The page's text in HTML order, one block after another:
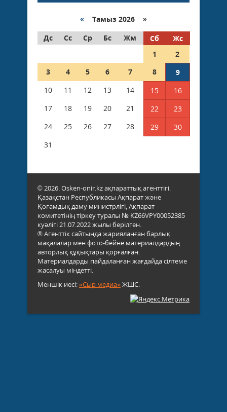
« Тамыз 2026 »
Дс
Сс Ср Бс Жм Сб
Жс
1
2
3
4 5 6 7 8
9
10
11 12 13 14 15
16
17
18 19 20 21 22
23
24
25 26 27 28 29
30
31
© 2026. Osken-onir.kz ақпараттық агенттігі.
Қазақстан Республикасы Ақпарат және
Қоғамдық даму министрлігі, Ақпарат
комитетінің тіркеу туралы № KZ66VPY00052385
куәлігі 21.07.2022 жылы берілген.
® Агенттік сайтында жарияланған барлық
мақалалар мен фото-бейне материалдардың
авторлық құқықтары қорғалған.
Материалдарды пайдаланған жағдайда сілтеме
жасалуы міндетті.
Меншік иесі:«Сыр медиа»ЖШС.